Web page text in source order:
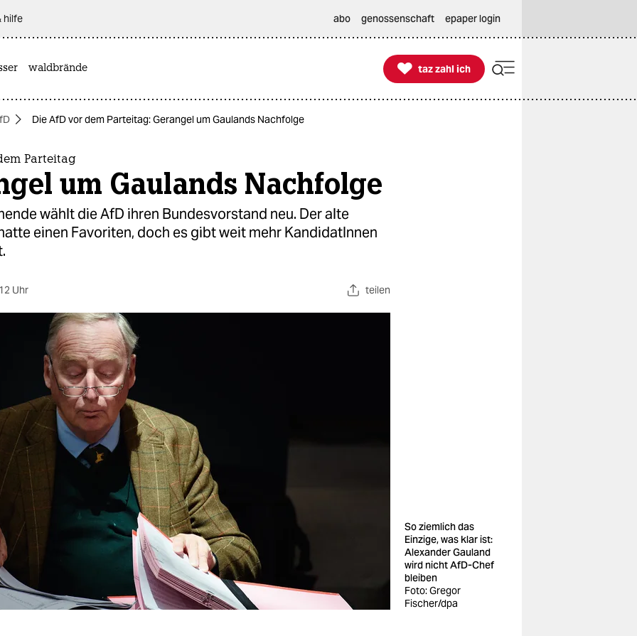
hilfe abo genossenschaft epaper login
waldbrände 
taz zahl ich
taz zahl ich
Die AfD vor dem Parteitag: Gerangel um Gaulands Nachfolge
Parteitag
um Gaulands Nachfolge
wählt die AfD ihren Bundesvorstand neu. Der alte
einen Favoriten, doch es gibt weit mehr KandidatInnen
Uhr teilen
So ziemlich das
Einzige, was klar ist:
Alexander Gauland
wird nicht AfD-Chef
bleiben
Foto: Gregor
Fischer/dpa